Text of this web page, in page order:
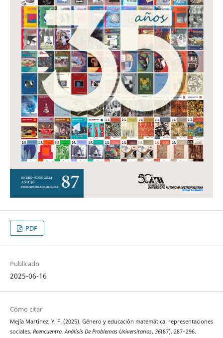
PDF
Publicado
2025-06-16
Cómo citar
Mejía Martínez, Y. F. (2025). Género y educación matemática: representaciones
sociales. Reencuentro. Análisis De Problemas Universitarios, 36(87), 287–296.